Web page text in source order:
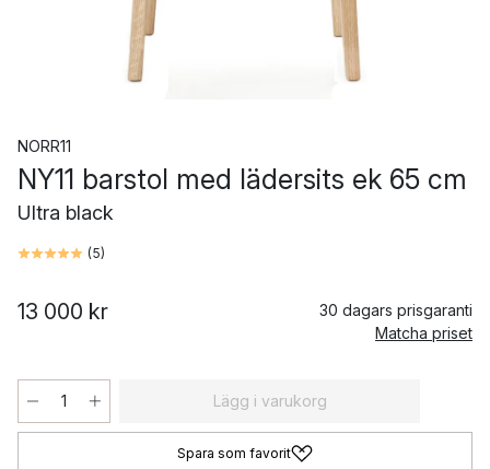
NORR11
NY11 barstol med lädersits ek 65 cm
Ultra black
(5)
13 000 kr
30 dagars prisgaranti
Matcha priset
Lägg i varukorg
Spara som favorit